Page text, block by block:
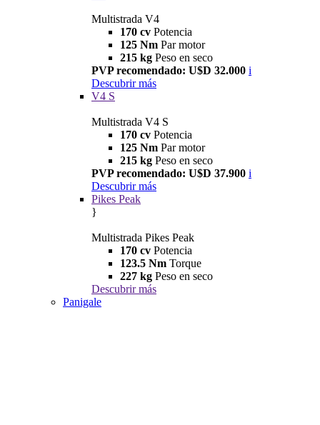
Multistrada V4
170 cv Potencia
125 Nm Par motor
215 kg Peso en seco
PVP recomendado: U$D 32.000 i
Descubrir más
V4 S
Multistrada V4 S
170 cv Potencia
125 Nm Par motor
215 kg Peso en seco
PVP recomendado: U$D 37.900 i
Descubrir más
Pikes Peak
}
Multistrada Pikes Peak
170 cv Potencia
123.5 Nm Torque
227 kg Peso en seco
Descubrir más
Panigale